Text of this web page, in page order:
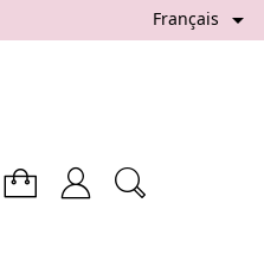
Français 